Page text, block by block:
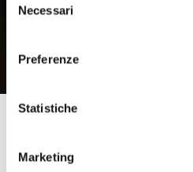
delNecessari
Preferenze
Statistiche
Marketing